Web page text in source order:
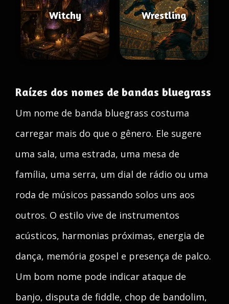
Witchy Wrestling
Raízes dos nomes de bandas bluegrass
Um nome de banda bluegrass costuma
carregar mais do que o gênero. Ele sugere
uma sala, uma estrada, uma mesa de
família, uma serra, um dial de rádio ou uma
roda de músicos passando solos uns aos
outros. O estilo vive de instrumentos
acústicos, harmonias próximas, energia de
dança, memória gospel e presença de palco.
Um bom nome pode indicar ataque de
banjo, disputa de fiddle, chop de bandolim,